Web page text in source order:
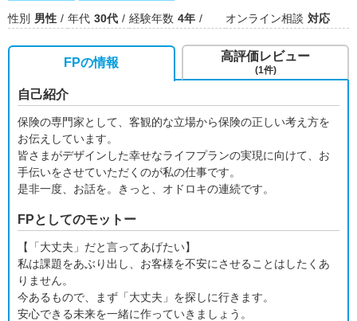
性別 男性 年代 30代 経験年数 4年 オンライン相談 対応
FPの情報
自己紹介
保険の専門家として、客観的な立場から保険の正しい考え方を
お伝えしています。
皆さまがデザインした幸せなライフプランの実現に向けて、お
手伝いをさせていただくのが私の仕事です。
是非一度、お話を。きっと、オドロキの連続です。
FPとしてのモットー
【「大丈夫」だと言ってあげたい】
私は課題をあぶり出し、お客様を不安にさせることはしたくあ
りません。
今あるもので、まず「大丈夫」を探しに行きます。
安心できる未来を一緒に作っていきましょう。
高評価レビュー
(1件)